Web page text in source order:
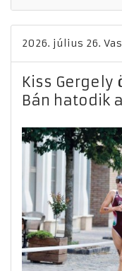
2026. július 26.
Kiss Gergely
Bán hatodik